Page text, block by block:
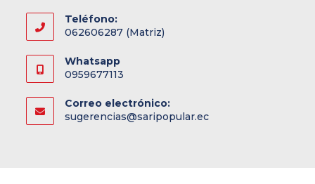
Teléfono:
062606287 (Matriz)
Whatsapp
0959677113
Correo electrónico:
sugerencias@saripopular.ec